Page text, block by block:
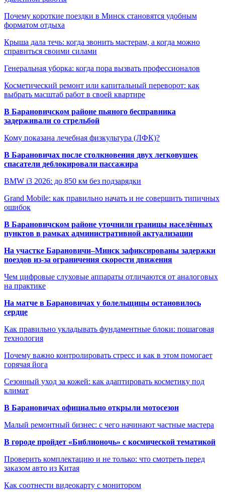
Почему короткие поездки в Минск становятся удобным
форматом отдыха
Крыша дала течь: когда звонить мастерам, а когда можно
справиться своими силами
Генеральная уборка: когда пора вызвать профессионалов
Косметический ремонт или капитальный переворот: как
выбрать масштаб работ в своей квартире
В Барановичском районе пьяного бесправника
задерживали со стрельбой
Кому показана лечебная физкультура (ЛФК)?
В Барановичах после столкновения двух легковушек
спасатели деблокировали пассажира
BMW i3 2026: до 850 км без подзарядки
Grand Mobile: как правильно начать и не совершить типичных
ошибок
В Барановичском районе уточнили границы населённых
пунктов в рамках административной актуализации
На участке Барановичи–Минск зафиксированы задержки
поездов из-за ограничения скорости движения
Чем цифровые слуховые аппараты отличаются от аналоговых
на практике
На матче в Барановичах у болельщицы остановилось
сердце
Как правильно укладывать фундаментные блоки: пошаговая
технология
Почему важно контролировать стресс и как в этом помогает
горячая йога
Сезонный уход за кожей: как адаптировать косметику под
климат
В Барановичах официально открыли мотосезон
Малый ремонтный бизнес: с чего начинают частные мастера
В городе пройдет «Библионочь» с космической тематикой
Проверить комплектацию и не только: что смотреть перед
заказом авто из Китая
Как соотнести видеокарту с монитором